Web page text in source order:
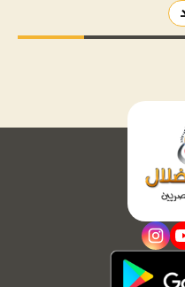
youtube
instagram